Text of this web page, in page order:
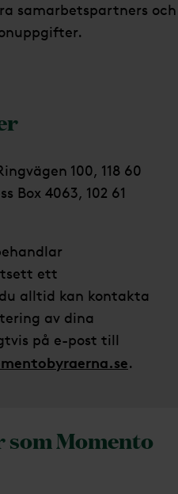
samarbetspartners och
100, 118 60
Box 4063, 102 61
ett
alltid kan kontakta
av dina
på e-post till
.
Momento